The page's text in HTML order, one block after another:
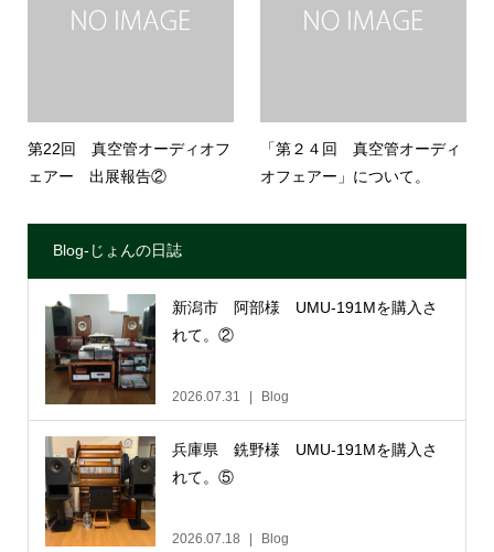
第22回 真空管オーディオフ
ェアー 出展報告②
「第２４回 真空管オーディ
オフェアー」について。
Blog-じょんの日誌
新潟市 阿部様 UMU-191Mを購入さ
れて。②
2026.07.31 Blog
兵庫県 銑野様 UMU-191Mを購入さ
れて。⑤
2026.07.18 Blog